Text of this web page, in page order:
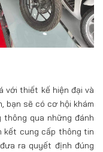
với thiết kế hiện đại và
bạn sẽ có cơ hội khám
thông qua những đánh
kết cung cấp thông tin
ra quyết định đúng